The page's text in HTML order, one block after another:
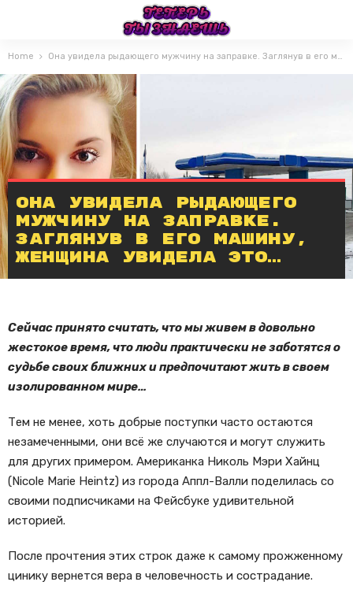
Home Она увидела рыдающего мужчину на заправке. Заглянув в его машину, женщина увидела ЭТО…
Она увидела рыдающего
мужчину на заправке.
Заглянув в его машину,
женщина увидела ЭТО…
Сейчас принято считать, что мы живем в довольно
жестокое время, что люди практически не заботятся о
судьбе своих ближних и предпочитают жить в своем
изолированном мире…
Тем не менее, хоть добрые поступки часто остаются
незамеченными, они всё же случаются и могут служить
для других примером. Американка Николь Мэри Хайнц
(Nicole Marie Heintz) из города Аппл-Валли поделилась со
своими подписчиками на Фейсбуке удивительной
историей.
После прочтения этих строк даже к самому прожженному
цинику вернется вера в человечность и сострадание.